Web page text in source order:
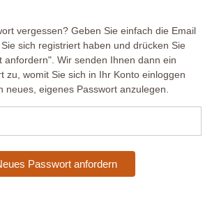
vergessen? Geben Sie einfach die Email
sich registriert haben und drücken Sie
anfordern". Wir senden Ihnen dann ein
zu, womit Sie sich in Ihr Konto einloggen
neues, eigenes Passwort anzulegen.
Passwort anfordern